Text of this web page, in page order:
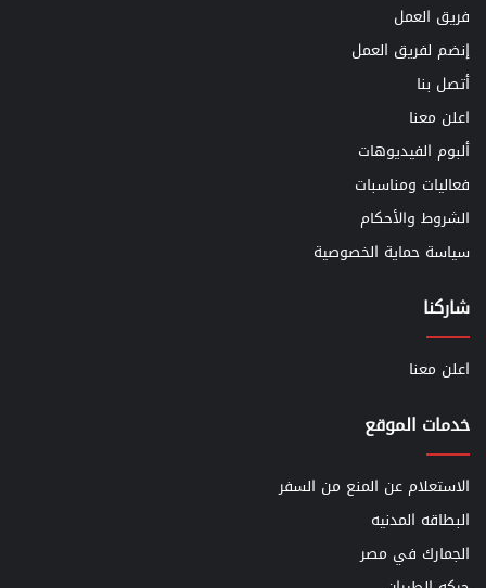
فريق العمل
إنضم لفريق العمل
أتصل بنا
اعلن معنا
ألبوم الفيديوهات
فعاليات ومناسبات
الشروط والأحكام
سياسة حماية الخصوصية
شاركنا
اعلن معنا
خدمات الموقع
الاستعلام عن المنع من السفر
البطاقه المدنيه
الجمارك في مصر